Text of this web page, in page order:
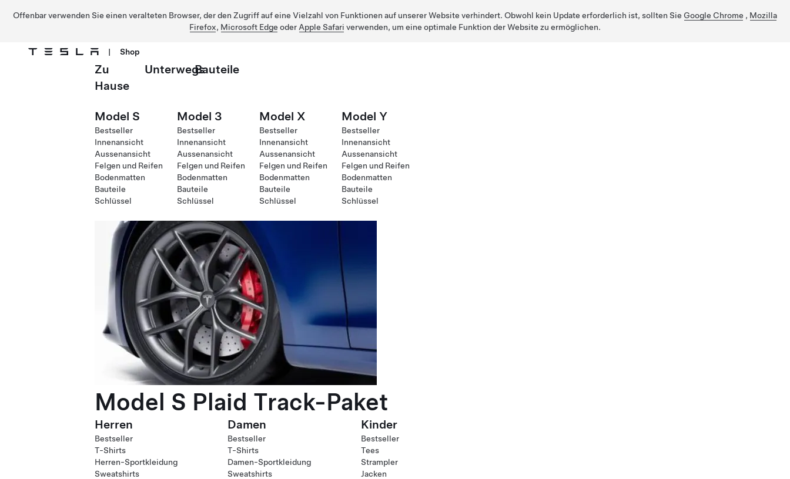
Offenbar verwenden Sie einen veralteten Browser, der den Zugriff auf eine Vielzahl von Funktionen auf unserer Website verhindert. Obwohl kein Update erforderlich ist, sollten Sie Google Chrome , Mozilla
Firefox, Microsoft Edge oder Apple Safari verwenden, um eine optimale Funktion der Website zu ermöglichen.
| Shop
Zu
Hause
UnterwegsBauteile
Model S
Bestseller
Innenansicht
Aussenansicht
Felgen und Reifen
Bodenmatten
Bauteile
Schlüssel
Model 3
Bestseller
Innenansicht
Aussenansicht
Felgen und Reifen
Bodenmatten
Bauteile
Schlüssel
Model X
Bestseller
Innenansicht
Aussenansicht
Felgen und Reifen
Bodenmatten
Bauteile
Schlüssel
Model Y
Bestseller
Innenansicht
Aussenansicht
Felgen und Reifen
Bodenmatten
Bauteile
Schlüssel
Model S Plaid Track-Paket
Herren
Bestseller
T-Shirts
Herren-Sportkleidung
Sweatshirts
Damen
Bestseller
T-Shirts
Damen-Sportkleidung
Sweatshirts
Kinder
Bestseller
Tees
Strampler
Jacken